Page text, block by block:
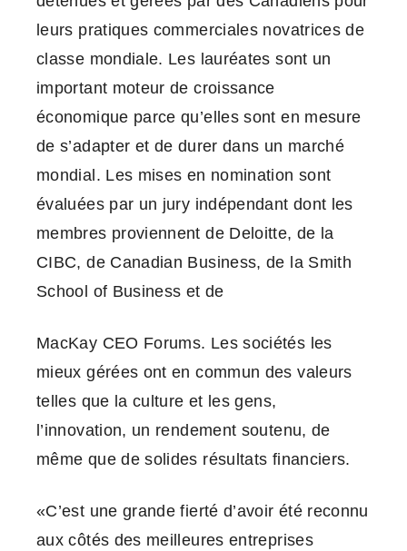
leurs pratiques commerciales novatrices de
classe mondiale. Les lauréates sont un
important moteur de croissance
économique parce qu’elles sont en mesure
de s’adapter et de durer dans un marché
mondial. Les mises en nomination sont
évaluées par un jury indépendant dont les
membres proviennent de Deloitte, de la
CIBC, de Canadian Business, de la Smith
School of Business et de
MacKay CEO Forums. Les sociétés les
mieux gérées ont en commun des valeurs
telles que la culture et les gens,
l’innovation, un rendement soutenu, de
même que de solides résultats financiers.
«C’est une grande fierté d’avoir été reconnu
aux côtés des meilleures entreprises